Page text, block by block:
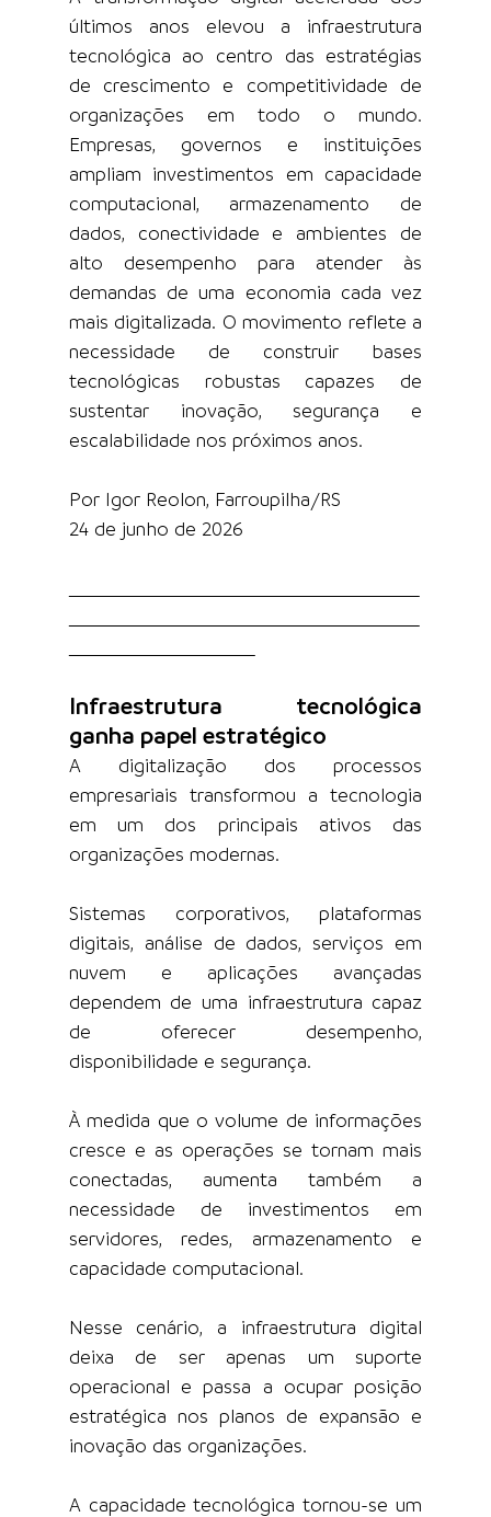
últimos anos elevou a infraestrutura
tecnológica ao centro das estratégias
de crescimento e competitividade de
organizações em todo o mundo.
Empresas, governos e instituições
ampliam investimentos em capacidade
computacional, armazenamento de
dados, conectividade e ambientes de
alto desempenho para atender às
demandas de uma economia cada vez
mais digitalizada. O movimento reflete a
necessidade de construir bases
tecnológicas robustas capazes de
sustentar inovação, segurança e
escalabilidade nos próximos anos.
Por Igor Reolon, Farroupilha/RS
24 de junho de 2026
Infraestrutura tecnológica
ganha papel estratégico
A digitalização dos processos
empresariais transformou a tecnologia
em um dos principais ativos das
organizações modernas.
Sistemas corporativos, plataformas
digitais, análise de dados, serviços em
nuvem e aplicações avançadas
dependem de uma infraestrutura capaz
de oferecer desempenho,
disponibilidade e segurança.
À medida que o volume de informações
cresce e as operações se tornam mais
conectadas, aumenta também a
necessidade de investimentos em
servidores, redes, armazenamento e
capacidade computacional.
Nesse cenário, a infraestrutura digital
deixa de ser apenas um suporte
operacional e passa a ocupar posição
estratégica nos planos de expansão e
inovação das organizações.
A capacidade tecnológica tornou-se um